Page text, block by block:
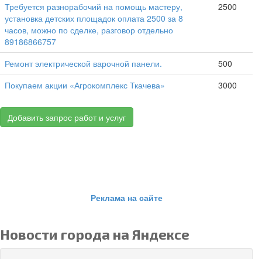
Требуется разнорабочий на помощь мастеру,
установка детских площадок оплата 2500 за 8
часов, можно по сделке, разговор отдельно
89186866757
2500
Ремонт электрической варочной панели.
500
Покупаем акции «Агрокомплекс Ткачева»
3000
Добавить запрос работ и услуг
Реклама на сайте
Новости города на Яндексе